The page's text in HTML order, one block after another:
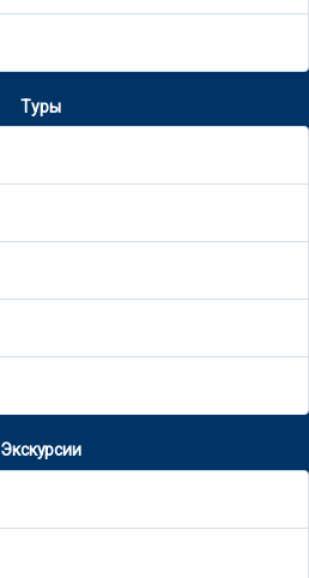
Туры
Экскурсии